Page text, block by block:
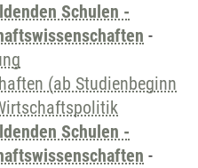
Schulen -
-
(ab Studienbeginn
Schulen -
-